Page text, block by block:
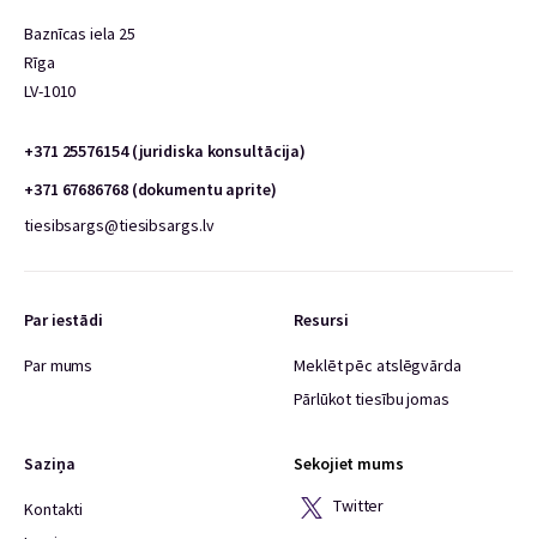
Baznīcas iela 25
Rīga
LV-1010
+371 25576154 (juridiska konsultācija)
+371 67686768 (dokumentu aprite)
tiesibsargs@tiesibsargs.lv
Par iestādi
Par mums
Resursi
Meklēt pēc atslēgvārda
Pārlūkot tiesību jomas
Saziņa
Kontakti
Sekojiet mums
Twitter